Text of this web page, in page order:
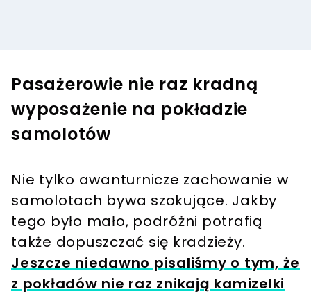
Pasażerowie nie raz kradną
wyposażenie na pokładzie
samolotów
Nie tylko awanturnicze zachowanie w
samolotach bywa szokujące. Jakby
tego było mało, podróżni potrafią
także dopuszczać się kradzieży.
Jeszcze niedawno pisaliśmy o tym, że
z pokładów nie raz znikają kamizelki